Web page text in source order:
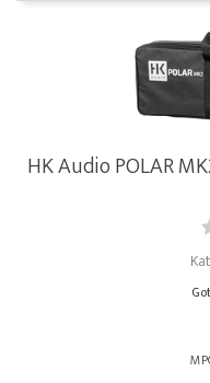
HK Audio POLAR